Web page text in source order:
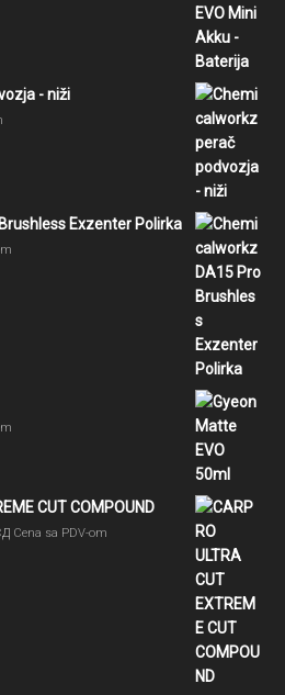
- niži
Exzenter Polirka
CUT COMPOUND
Raspon
Cena sa PDV-om